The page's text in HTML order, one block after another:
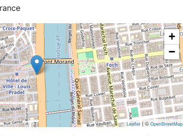
de régler votre paiement par carte bancaire
pouvez payer avec votre carte de crédit si
▬▬▬▬▬▬
gratuitement avec une autre personne
le transport : ▬▬▬▬▬▬
+
−
Leaflet| © OpenStreetMap